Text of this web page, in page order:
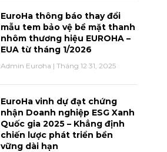
EuroHa thông báo thay đổi
mẫu tem bảo vệ bề mặt thanh
nhôm thương hiệu EUROHA –
EUA từ tháng 1/2026
Admin Euroha Tháng 12 31, 2025
EuroHa vinh dự đạt chứng
nhận Doanh nghiệp ESG Xanh
Quốc gia 2025 – Khẳng định
chiến lược phát triển bền
vững dài hạn